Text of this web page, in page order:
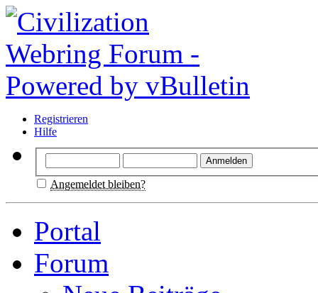
Registrieren
Hilfe
Angemeldet bleiben?
Portal
Forum